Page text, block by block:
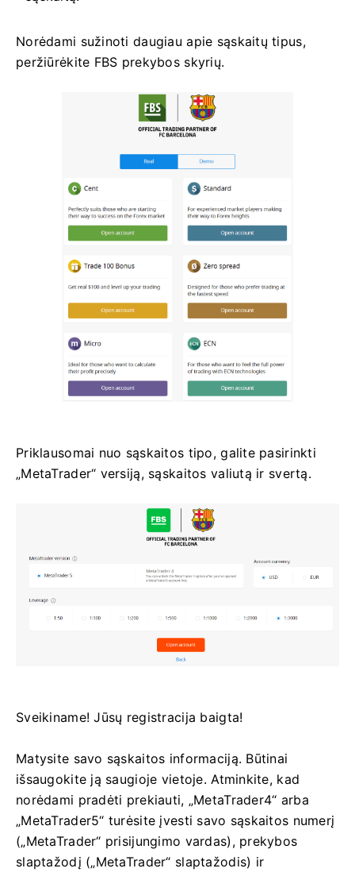
Norėdami sužinoti daugiau apie sąskaitų tipus,
peržiūrėkite FBS prekybos skyrių.
Priklausomai nuo sąskaitos tipo, galite pasirinkti
„MetaTrader“ versiją, sąskaitos valiutą ir svertą.
Sveikiname! Jūsų registracija baigta!
Matysite savo sąskaitos informaciją. Būtinai
išsaugokite ją saugioje vietoje. Atminkite, kad
norėdami pradėti prekiauti, „MetaTrader4“ arba
„MetaTrader5“ turėsite įvesti savo sąskaitos numerį
(„MetaTrader“ prisijungimo vardas), prekybos
slaptažodį („MetaTrader“ slaptažodis) ir